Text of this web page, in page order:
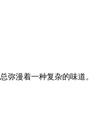
漫着一种复杂的味